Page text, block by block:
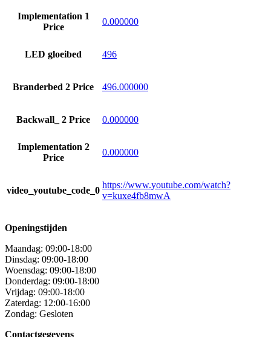
Implementation 1
Price
0.000000
LED gloeibed 496
Branderbed 2 Price 496.000000
Backwall_ 2 Price 0.000000
Implementation 2
Price
0.000000
video_youtube_code_0
https://www.youtube.com/watch?
v=kuxe4fb8mwA
Openingstijden
Maandag: 09:00-18:00
Dinsdag: 09:00-18:00
Woensdag: 09:00-18:00
Donderdag: 09:00-18:00
Vrijdag: 09:00-18:00
Zaterdag: 12:00-16:00
Zondag: Gesloten
Contactgegevens